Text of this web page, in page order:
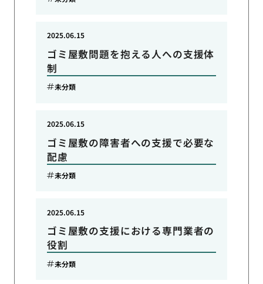
ゴミ屋敷問題を抱える人への支援体
制
2025.06.15
未分類
ゴミ屋敷の障害者への支援で必要な
配慮
2025.06.15
未分類
ゴミ屋敷の支援における専門業者の
役割
2025.06.15
未分類